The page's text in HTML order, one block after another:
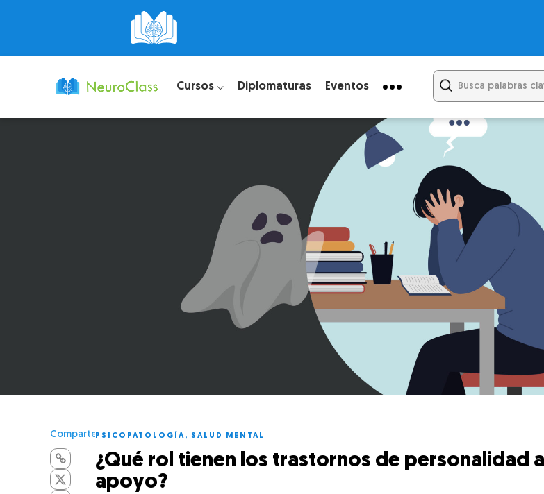
Cursos ⌵ Diplomaturas Eventos
CompartePSICOPATOLOGÍA, SALUD MENTAL
¿Qué rol tienen los trastornos de personalidad
apoyo?